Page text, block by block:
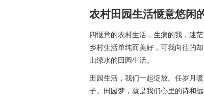
农村田园生活惬意悠闲
四惬意的农村生活，生病的我，迷
乡村生活单纯而美好，可我向往的
山绿水的田园生活。
田园生活，我们一起绽放。任岁月
子。田园梦，就是我们心里的诗和